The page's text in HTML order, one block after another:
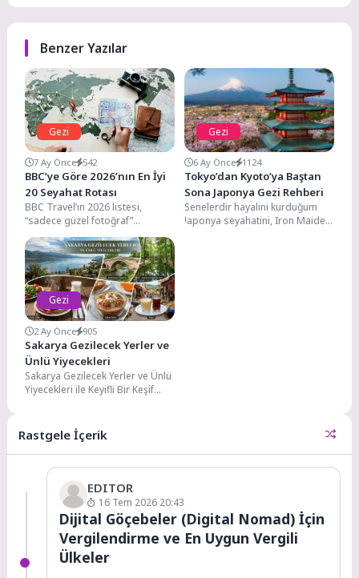
Benzer Yazılar
Gezi
7 Ay Önce 542
BBC’ye Göre 2026’nın En İyi
20 Seyahat Rotası
BBC Travel’ın 2026 listesi,
“sadece güzel fotoğraf”
vadeden rotalardan ziyade;
kültürel mirası koruyan, yerel
topluluklara...
Gezi
6 Ay Önce 1124
Tokyo’dan Kyoto’ya Baştan
Sona Japonya Gezi Rehberi
Senelerdir hayalini kurduğum
Japonya seyahatini, Iron Maiden
Gezi
2 Ay Önce 905
Sakarya Gezilecek Yerler ve
Ünlü Yiyecekleri
Sakarya Gezilecek Yerler ve Ünlü
Yiyecekleri ile Keyifli Bir Keşif
Rastgele İçerik
EDITOR
16 Tem 2026 20:43
Dijital Göçebeler (Digital Nomad) İçin
Vergilendirme ve En Uygun Vergili
Ülkeler